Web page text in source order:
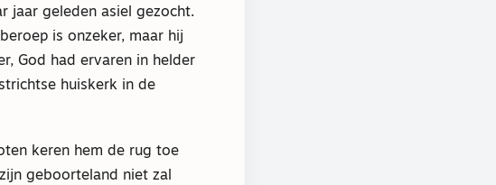
jaar geleden asiel gezocht.
is onzeker, maar hij
God had ervaren in helder
huiskerk in de
keren hem de rug toe
geboorteland niet zal